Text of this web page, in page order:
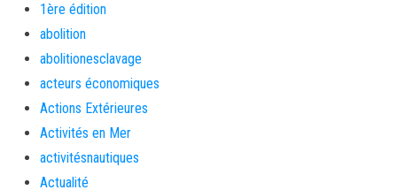
1ère édition
abolition
abolitionesclavage
acteurs économiques
Actions Extérieures
Activités en Mer
activitésnautiques
Actualité